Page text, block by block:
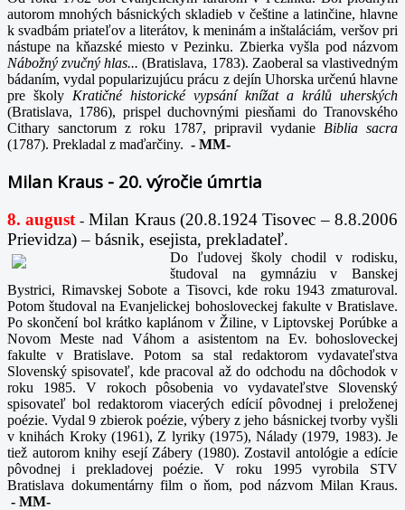
autorom mnohých básnických skladieb v češtine a latinčine, hlavne
k svadbám priateľov a literátov, k meninám a inštaláciám, veršov pri
nástupe na kňazské miesto v Pezinku. Zbierka vyšla pod názvom
Nábožný zvučný hlas...(Bratislava, 1783). Zaoberal sa vlastivedným
bádaním, vydal popularizujúcu prácu z dejín Uhorska určenú hlavne
pre školy Kratičné historické vypsání knížat a králů uherských
(Bratislava, 1786), prispel duchovnými piesňami do Tranovského
Cithary sanctorum z roku 1787, pripravil vydanie Biblia sacra
(1787). Prekladal z maďarčiny. - MM-
Milan Kraus - 20. výročie úmrtia
8. august -Milan Kraus (20.8.1924 Tisovec – 8.8.2006
Prievidza) – básnik, esejista, prekladateľ.
Do ľudovej školy chodil v rodisku,
študoval na gymnáziu v Banskej
Bystrici, Rimavskej Sobote a Tisovci, kde roku 1943 zmaturoval.
Potom študoval na Evanjelickej bohosloveckej fakulte v Bratislave.
Po skončení bol krátko kaplánom v Žiline, v Liptovskej Porúbke a
Novom Meste nad Váhom a asistentom na Ev. bohosloveckej
fakulte v Bratislave. Potom sa stal redaktorom vydavateľstva
Slovenský spisovateľ, kde pracoval až do odchodu na dôchodok v
roku 1985. V rokoch pôsobenia vo vydavateľstve Slovenský
spisovateľ bol redaktorom viacerých edícií pôvodnej i preloženej
poézie. Vydal 9 zbierok poézie, výbery z jeho básnickej tvorby vyšli
v knihách Kroky (1961), Z lyriky (1975), Nálady (1979, 1983). Je
tiež autorom knihy esejí Zábery (1980). Zostavil antológie a edície
pôvodnej i prekladovej poézie. V roku 1995 vyrobila STV
Bratislava dokumentárny film o ňom, pod názvom Milan Kraus.
- MM-